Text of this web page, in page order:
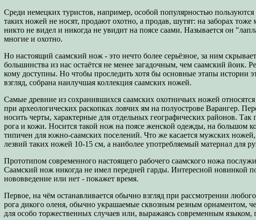
Среди немецких туристов, например, особой популярностью
таких ножей не носят, продают охотно, а продав, шутят: на заборах
никто не видел и никогда не увидит на поясе саами. Называется он
многие и охотно.
Но настоящий саамский нож - это нечто более серьёзное, за ним
большинства из нас остаётся не менее загадочным, чем саамский
кому доступны. Но чтобы проследить хотя бы основные этапы истории
взгляд, собрана наилучшая коллекция саамских ножей.
Самые древние из сохранившихся саамских охотничьих ножей
при археологических раскопках ловчих ям на полуострове Варангер.
носить черты, характерные для отдельных географических районов.
рога и кожи. Носится такой нож на поясе женской одежды, на большом
типичен для южно-саамских поселений. Что же касается мужских
лезвий таких ножей 10-15 см, а наиболее употребляемый материал для
Прототипом современного настоящего рабочего саамского ножа
Саамский нож никогда не имел передней гарды. Интересной новинкой
нововведение или нет - покажет время.
Первое, на чём останавливается обычно взгляд при рассмотрении
рога дикого оленя, обычно украшаемые сквозным резным орнаментом,
для особо торжественных случаев или, выражаясь современным языком,